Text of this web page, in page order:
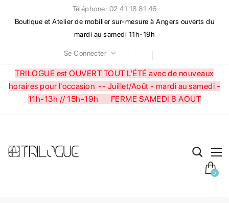
Téléphone: 02 41 18 81 46
Boutique et Atelier de mobilier sur-mesure à Angers ouverts du
mardi au samedi 11h-19h
Se Connecter
TRILOGUE est OUVERT TOUT L'ÉTÉ avec de nouveaux
horaires pour l'occasion -- Juillet/Août - mardi au samedi -
11h-13h // 15h-19h FERME SAMEDI 8 AOUT
0